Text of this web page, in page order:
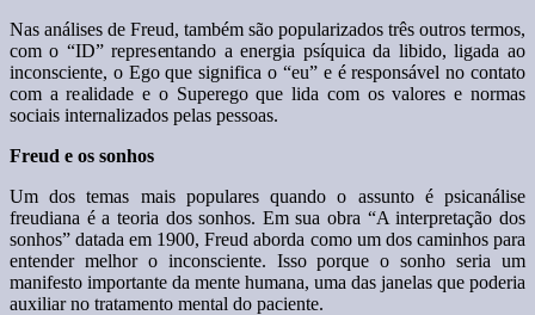
Nas análises de Freud, também são popularizados três outros termos,
com o “ID” representando a energia psíquica da libido, ligada ao
inconsciente, o Ego que significa o “eu” e é responsável no contato
com a realidade e o Superego que lida com os valores e normas
sociais internalizados pelas pessoas.
Freud e os sonhos
Um dos temas mais populares quando o assunto é psicanálise
freudiana é a teoria dos sonhos. Em sua obra “A interpretação dos
sonhos” datada em 1900, Freud aborda como um dos caminhos para
entender melhor o inconsciente. Isso porque o sonho seria um
manifesto importante da mente humana, uma das janelas que poderia
auxiliar no tratamento mental do paciente.